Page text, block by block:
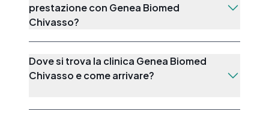
prestazione con Genea Biomed
Chivasso?
Dove si trova la clinica Genea Biomed
Chivasso e come arrivare?